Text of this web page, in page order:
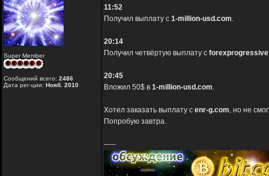
Super Member
Сообщений всего: 2486
Дата рег-ции: Нояб. 2010
11:52
Получил выплату с 1-million-usd.com.
20:14
Получил четвёртую выплату с
20:45
Вложил 50$ в 1-million-usd.com.
Хотел заказать выплату с enr-g.com, но не
Попробую завтра.
-----